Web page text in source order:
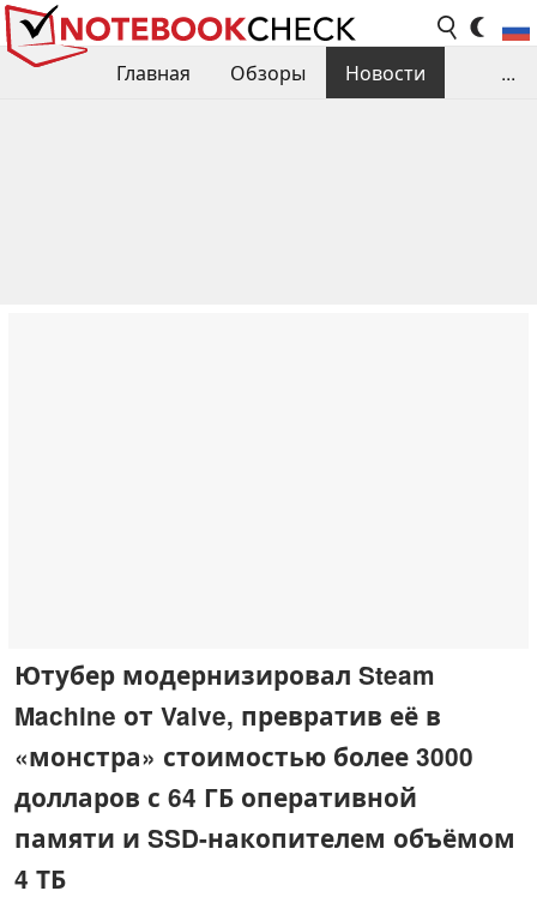
Главная Обзоры
Новости
...
Ютубер модернизировал Steam
Machine от Valve, превратив её в
«монстра» стоимостью более 3000
долларов с 64 ГБ оперативной
памяти и SSD-накопителем объёмом
4 ТБ